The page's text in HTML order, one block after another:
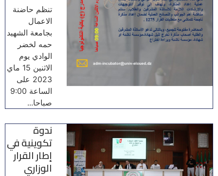
تنظم حاضنة
الاعمال
بجامعة الشهيد
حمه لخضر
الوادي يوم
الاثنين 15 ماي
2023 على
الساعة 9:00
صباحا...
ندوة
تكوينية في
إطار القرار
الوزاري